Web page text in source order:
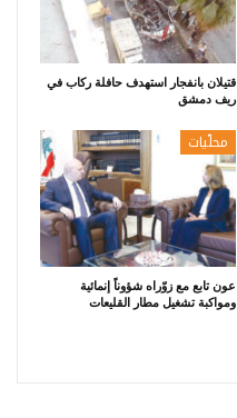
قتيلان بانفجار استهدف حافلة ركاب في
ريف دمشق
محلّيات
عون تابع مع زوّراه شؤوناً إنمائية
ومواكبة تشغيل مطار القليعات